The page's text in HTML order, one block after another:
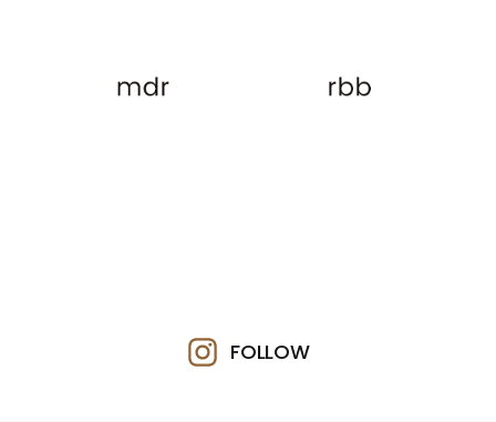
FOLLOW